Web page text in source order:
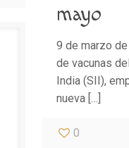
mayo
9 de marzo
de vacunas
India (SII),
nueva[…]
0